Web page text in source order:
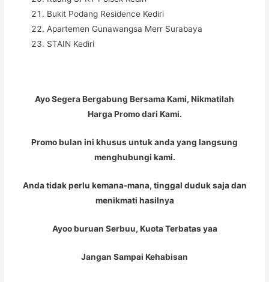
Bukit Podang Residence Kediri
Apartemen Gunawangsa Merr Surabaya
STAIN Kediri
Ayo Segera Bergabung Bersama Kami, Nikmatilah
Harga Promo dari Kami.
Promo bulan ini khusus untuk anda yang langsung
menghubungi kami.
Anda tidak perlu kemana-mana, tinggal duduk saja dan
menikmati hasilnya
Ayoo buruan Serbuu, Kuota Terbatas yaa
Jangan Sampai Kehabisan